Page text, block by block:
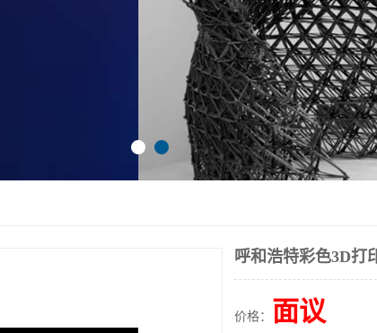
呼和浩特彩色3D打
价格： 面议